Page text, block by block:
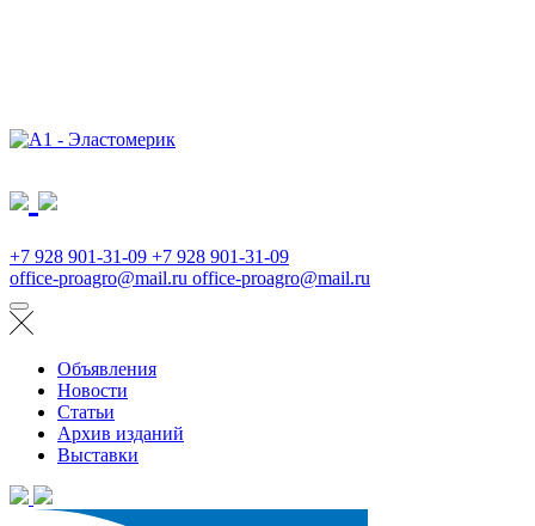
+7 928 901-31-09 +7 928 901-31-09
office-proagro@mail.ru office-proagro@mail.ru
Объявления
Новости
Статьи
Архив изданий
Выставки